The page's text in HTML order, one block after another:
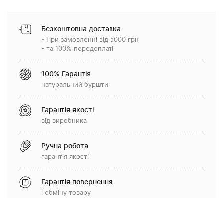
Безкоштовна доставка
- При замовленні від 5000 грн
- та 100% передоплаті
100% Гарантія
натуральний бурштин
Гарантія якості
від виробника
Ручна робота
гарантія якості
Гарантія повернення
і обміну товару